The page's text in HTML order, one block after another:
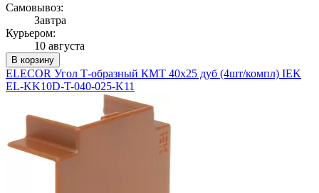
Самовывоз:
Завтра
Курьером:
10 августа
В корзину
ELECOR Угол Т-образный КМТ 40х25 дуб (4шт/компл) IEK
EL-KK10D-T-040-025-K11